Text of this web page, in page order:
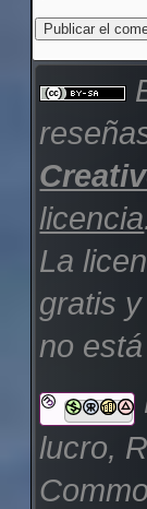
licencia
La
gratis
no
lucro,